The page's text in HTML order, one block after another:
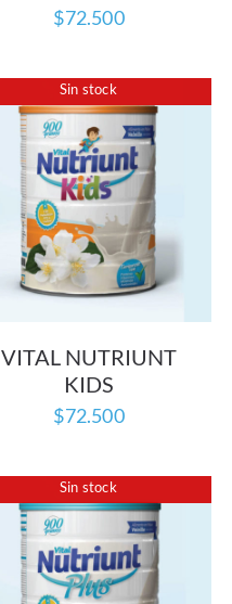
$72.500
Sin stock
VITAL NUTRIUNT
KIDS
$72.500
Sin stock